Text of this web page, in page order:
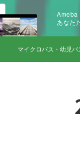
Ameba
あなた
マイクロバス・幼児バ